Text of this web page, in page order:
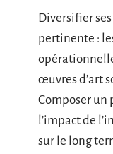
Diversifier
pertinente :
œuvres d’art
Composer
l’impact de
sur le long